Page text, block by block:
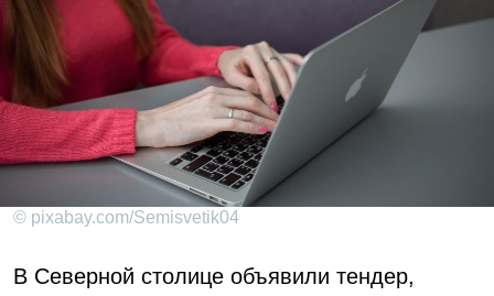
© pixabay.com/Semisvetik04
В Северной столице объявили тендер,